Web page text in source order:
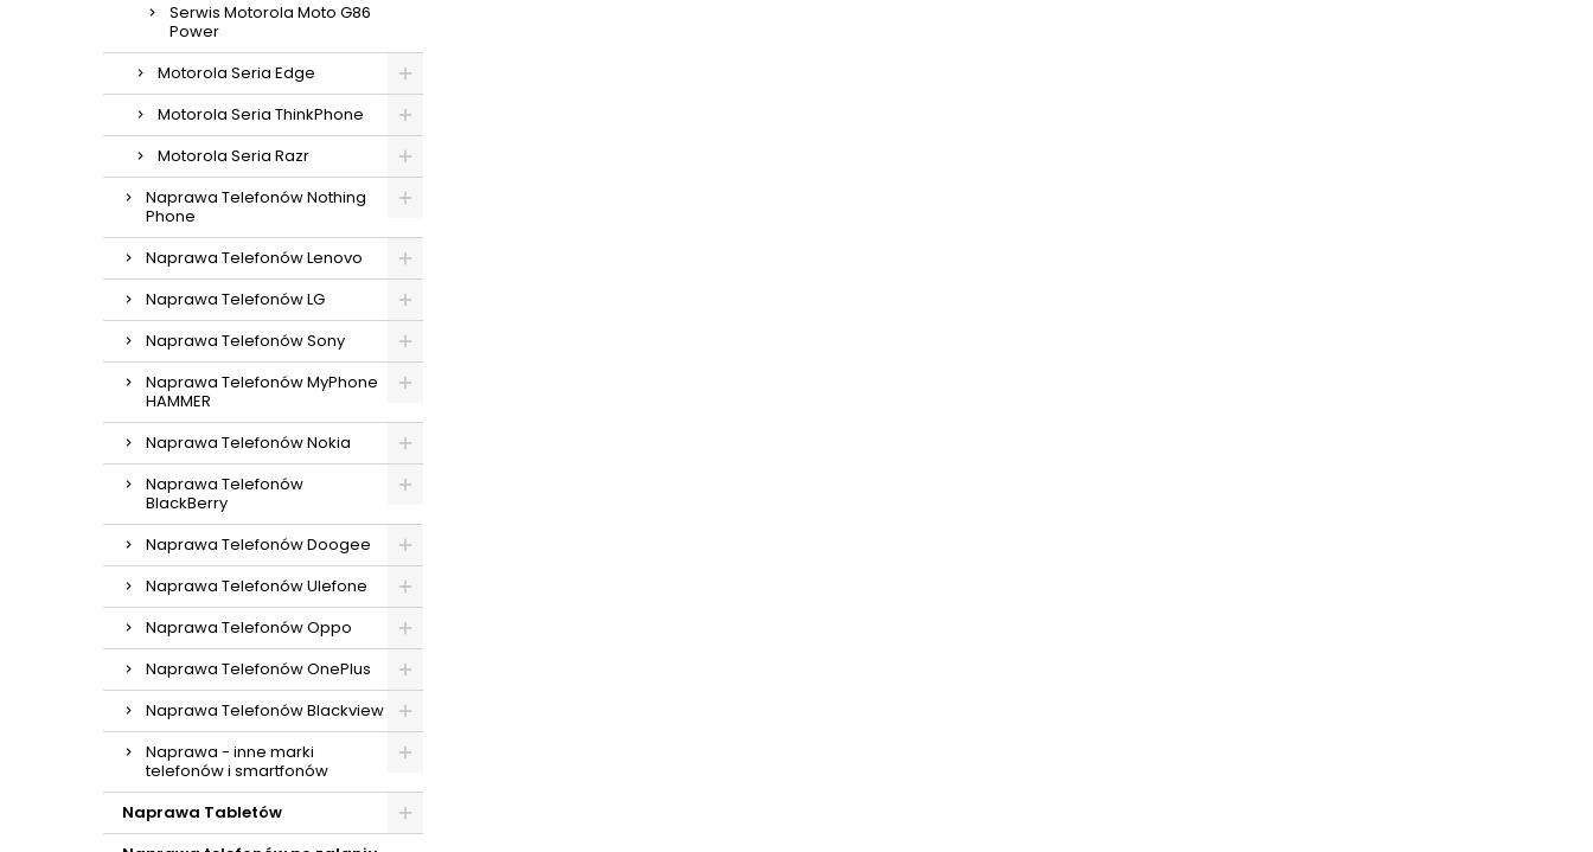
Serwis Motorola Moto G86
Power
Motorola Seria Edge
Motorola Seria ThinkPhone
Motorola Seria Razr
Naprawa Telefonów Nothing
Phone
Naprawa Telefonów Lenovo
Naprawa Telefonów LG
Naprawa Telefonów Sony
Naprawa Telefonów MyPhone
HAMMER
Naprawa Telefonów Nokia
Naprawa Telefonów
BlackBerry
Naprawa Telefonów Doogee
Naprawa Telefonów Ulefone
Naprawa Telefonów Oppo
Naprawa Telefonów OnePlus
Naprawa Telefonów Blackview
Naprawa - inne marki
telefonów i smartfonów
Naprawa Tabletów